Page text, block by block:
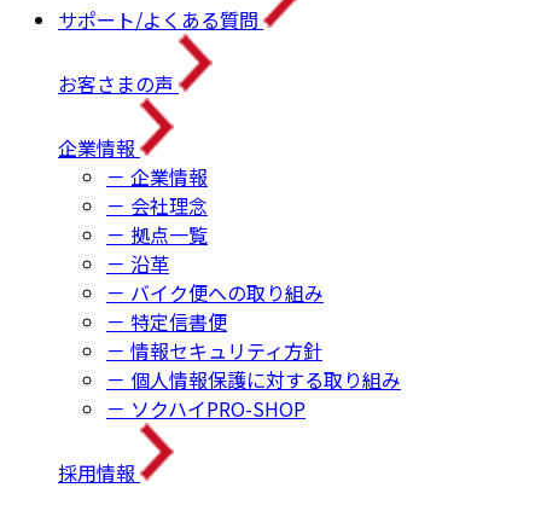
サポート/よくある質問
お客さまの声
企業情報
－ 企業情報
－ 会社理念
－ 拠点一覧
－ 沿革
－ バイク便への取り組み
－ 特定信書便
－ 情報セキュリティ方針
－ 個人情報保護に対する取り組み
－ ソクハイPRO-SHOP
採用情報